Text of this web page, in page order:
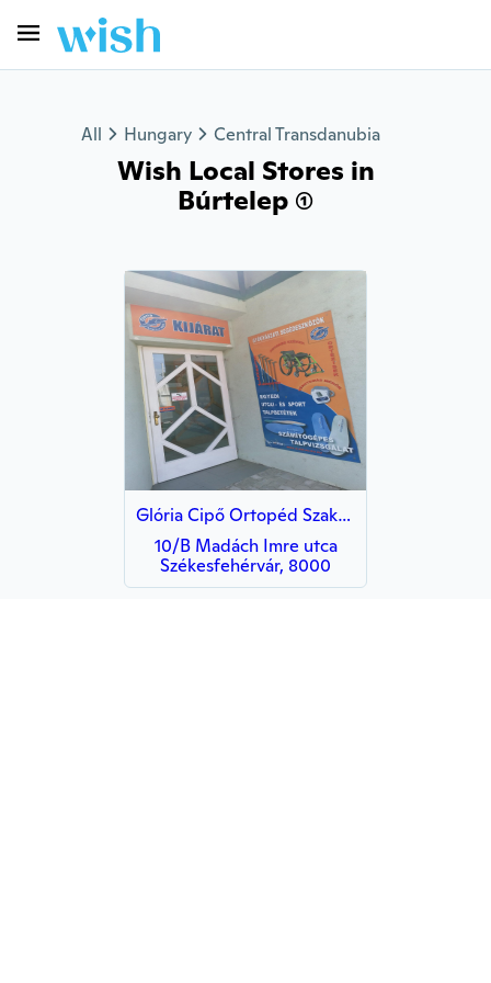
All Hungary Central Transdanubia
Wish Local Stores in
Búrtelep (1)
Glória Cipő Ortopéd Szaküzlet (Hunyadi u. felől)
10/B Madách Imre utca
Székesfehérvár, 8000